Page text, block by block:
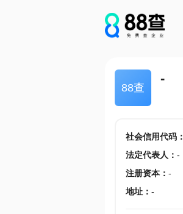
88查
-
社会信用代码：
法定代表人 ： -
注册资本： -
地址： -